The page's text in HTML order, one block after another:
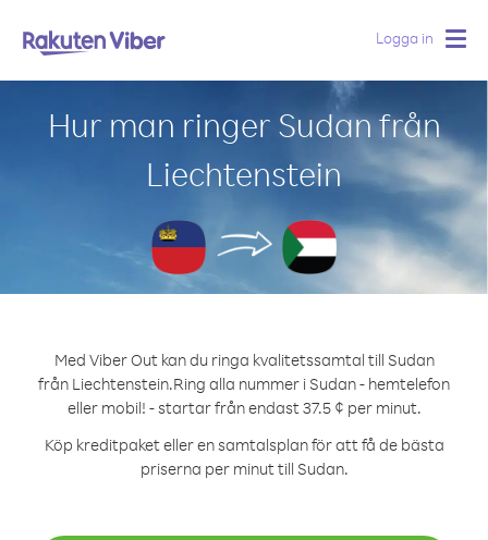
Logga in
Hur man ringer Sudan från
Liechtenstein
Med Viber Out kan du ringa kvalitetssamtal till Sudan
från Liechtenstein.Ring alla nummer i Sudan - hemtelefon
eller mobil! - startar från endast 37.5 ¢ per minut.
Köp kreditpaket eller en samtalsplan för att få de bästa
priserna per minut till Sudan.